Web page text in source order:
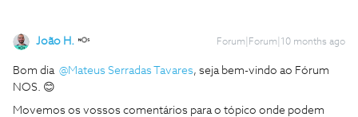
João H. Forum|Forum|10 months ago
​Bom dia ​ @Mateus Serradas Tavares, seja bem-vindo ao Fórum
NOS. 😊
Movemos os vossos comentários para o tópico onde podem